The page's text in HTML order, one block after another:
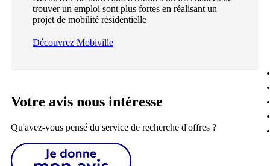
trouver un emploi sont plus fortes en réalisant un
projet de mobilité résidentielle
Découvrez Mobiville
Votre avis nous intéresse
Qu'avez-vous pensé du service de recherche d'offres ?